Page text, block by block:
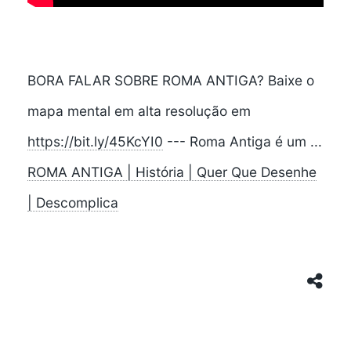
BORA FALAR SOBRE ROMA ANTIGA? Baixe o
mapa mental em alta resolução em
https://bit.ly/45KcYI0 --- Roma Antiga é um ...
ROMA ANTIGA | História | Quer Que Desenhe
| Descomplica